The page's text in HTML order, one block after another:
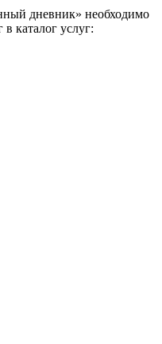
дневник» необходимо
каталог услуг: